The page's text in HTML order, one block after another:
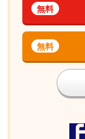
無料
無料